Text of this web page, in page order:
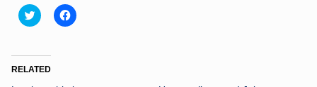
C
l
t
o
C
l
RELATED